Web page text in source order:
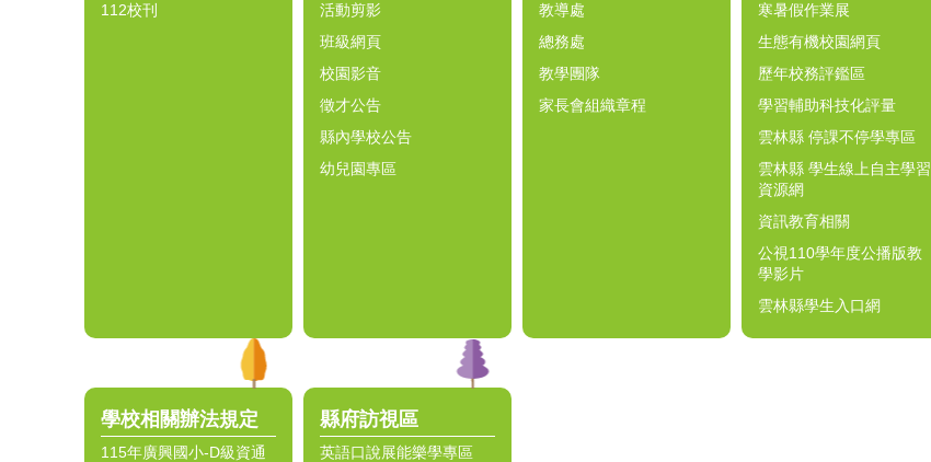
112校刊
活動剪影
班級網頁
校園影音
徵才公告
縣內學校公告
幼兒園專區
教導處
總務處
教學團隊
家長會組織章程
寒暑假作業展
生態有機校園網頁
歷年校務評鑑區
學習輔助科技化評量
雲林縣 停課不停學專區
雲林縣 學生線上自主學習
資源網
資訊教育相關
公視110學年度公播版教
學影片
雲林縣學生入口網
學校相關辦法規定
115年廣興國小-D級資通
縣府訪視區
英語口說展能樂學專區